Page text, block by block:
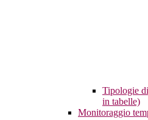
Tipologie
in tabelle)
Monitoraggio